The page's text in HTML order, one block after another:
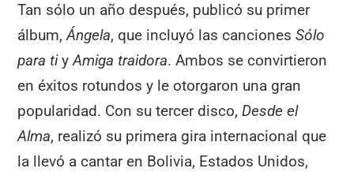
Tan sólo un año después, publicó su primer
álbum,Ángela, que incluyó las cancionesSólo
para tiyAmiga traidora. Ambos se convirtieron
en éxitos rotundos y le otorgaron una gran
popularidad. Con su tercer disco,Desde el
Alma, realizó su primera gira internacional que
la llevó a cantar en Bolivia, Estados Unidos,